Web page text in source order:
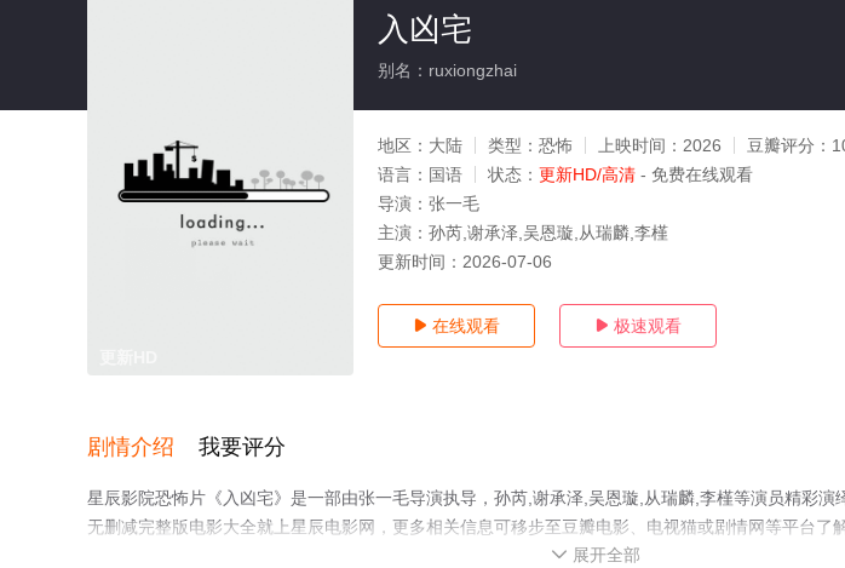
入凶宅
别名：ruxiongzhai
地区： 大陆 类型： 恐怖 上映时间： 2026 豆瓣评分：
语言： 国语 状态： 更新HD/高清 - 免费在线观看
导演： 张一毛
主演： 孙芮,谢承泽,吴恩璇,从瑞麟,李槿
更新时间： 2026-07-06
 在线观看  极速观看
剧情介绍 我要评分
星辰影院恐怖片《入凶宅》是一部由张一毛导演执导，孙芮,谢承泽,吴恩璇,从瑞麟,李槿等演员精彩演
无删减完整版电影大全就上星辰电影网，更多相关信息可移步至豆瓣电影、电视猫或剧情网等平台了解
 展开全部